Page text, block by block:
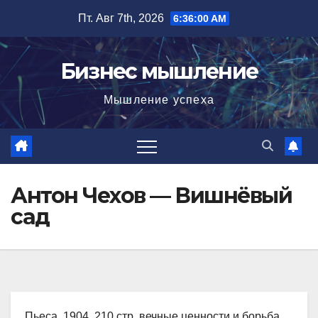
содержимому
Пт. Авг 7th, 2026 6:36:01 AM
Бизнес мышление
Мышление успеха
Антон Чехов — Вишнёвый
сад